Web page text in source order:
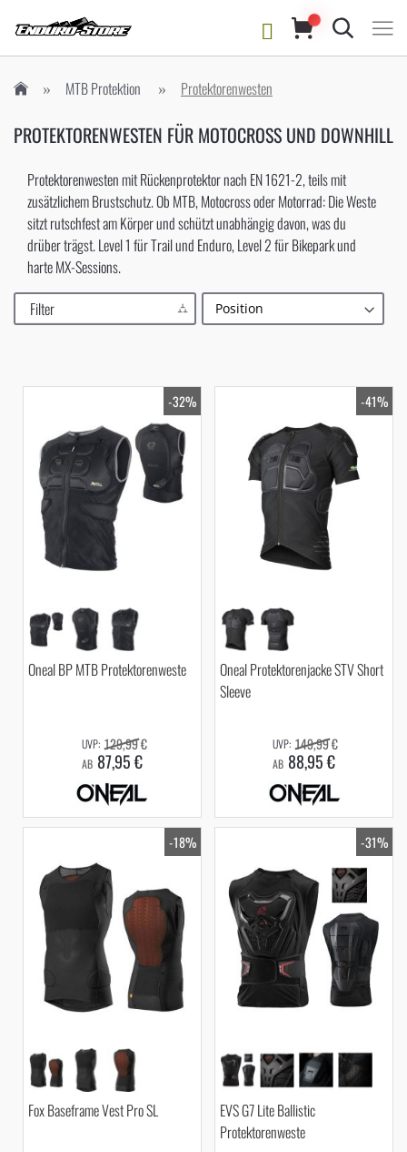
Suche
MTB Protektion Protektorenwesten
PROTEKTORENWESTEN FÜR MOTOCROSS UND DOWNHILL
Protektorenwesten mit Rückenprotektor nach EN 1621-2, teils mit
zusätzlichem Brustschutz. Ob MTB, Motocross oder Motorrad: Die Weste
sitzt rutschfest am Körper und schützt unabhängig davon, was du
drüber trägst. Level 1 für Trail und Enduro, Level 2 für Bikepark und
harte MX-Sessions.
Filter
-32%
Oneal BP MTB Protektorenweste
AB 87,95 €
129,99 €
-41%
Oneal Protektorenjacke STV Short
Sleeve
AB 88,95 €
149,99 €
-18%
Fox Baseframe Vest Pro SL
-31%
EVS G7 Lite Ballistic
Protektorenweste